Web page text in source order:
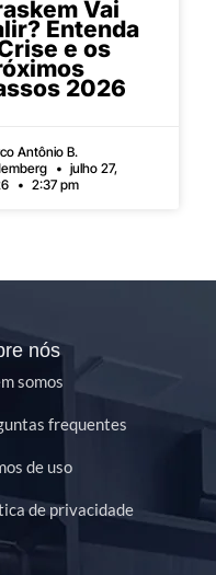
Vai
Entenda
e os
2026
Antônio B.
julho 27,
2:37 pm
nós
somos
frequentes
de uso
de privacidade